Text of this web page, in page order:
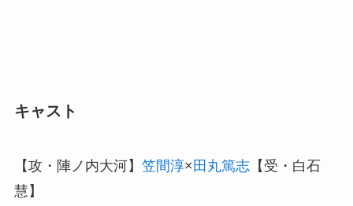
キャスト
【攻・陣ノ内大河】 笠間淳× 田丸篤志【受・白石
慧】